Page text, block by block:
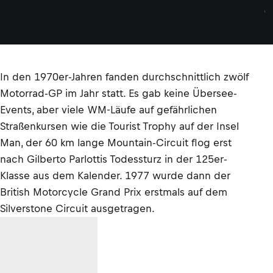
C
In den 1970er-Jahren fanden durchschnittlich zwölf
Motorrad-GP im Jahr statt. Es gab keine Übersee-
Events, aber viele WM-Läufe auf gefährlichen
Straßenkursen wie die Tourist Trophy auf der Insel
Man, der 60 km lange Mountain-Circuit flog erst
nach Gilberto Parlottis Todessturz in der 125er-
Klasse aus dem Kalender. 1977 wurde dann der
British Motorcycle Grand Prix erstmals auf dem
Silverstone Circuit ausgetragen.